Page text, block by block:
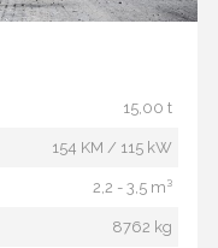
15,00 t
154 KM / 115 kW
2,2 - 3,5 m³
8762 kg